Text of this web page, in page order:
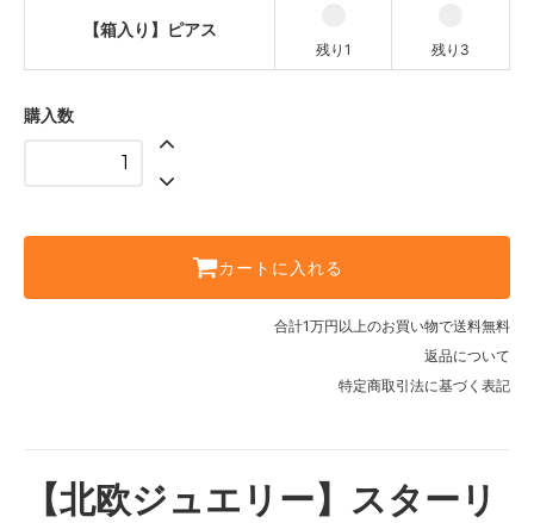
【箱入り】ピアス
残り1 残り3
購入数
カートに入れる
合計1万円以上のお買い物で送料無料
返品について
特定商取引法に基づく表記
【北欧ジュエリー】スターリ